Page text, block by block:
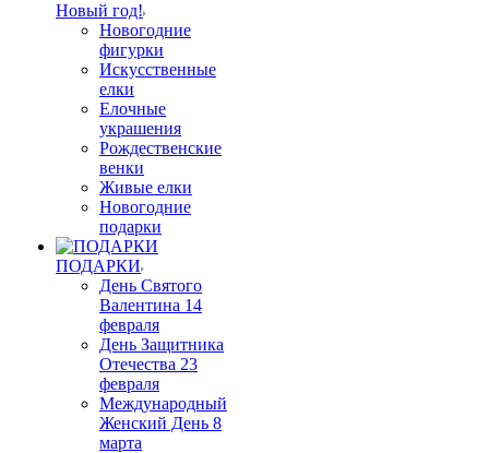
Новый год!
Новогодние
фигурки
Искусственные
елки
Елочные
украшения
Рождественские
венки
Живые елки
Новогодние
подарки
ПОДАРКИ
День Святого
Валентина 14
февраля
День Защитника
Отечества 23
февраля
Международный
Женский День 8
марта